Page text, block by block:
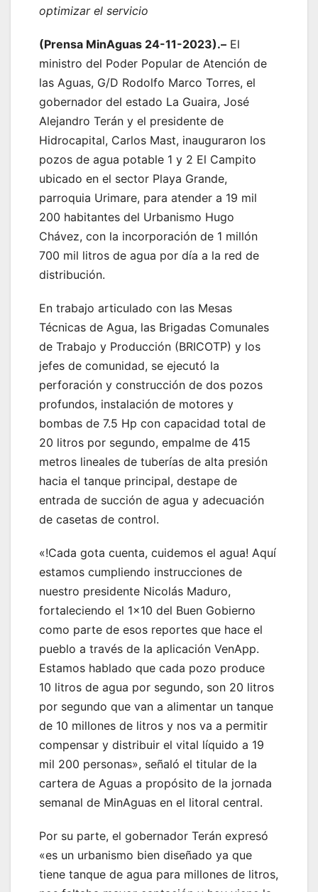
optimizar el servicio
(Prensa MinAguas 24-11-2023).– El
ministro del Poder Popular de Atención de
las Aguas, G/D Rodolfo Marco Torres, el
gobernador del estado La Guaira, José
Alejandro Terán y el presidente de
Hidrocapital, Carlos Mast, inauguraron los
pozos de agua potable 1 y 2 El Campito
ubicado en el sector Playa Grande,
parroquia Urimare, para atender a 19 mil
200 habitantes del Urbanismo Hugo
Chávez, con la incorporación de 1 millón
700 mil litros de agua por día a la red de
distribución.
En trabajo articulado con las Mesas
Técnicas de Agua, las Brigadas Comunales
de Trabajo y Producción (BRICOTP) y los
jefes de comunidad, se ejecutó la
perforación y construcción de dos pozos
profundos, instalación de motores y
bombas de 7.5 Hp con capacidad total de
20 litros por segundo, empalme de 415
metros lineales de tuberías de alta presión
hacia el tanque principal, destape de
entrada de succión de agua y adecuación
de casetas de control.
«!Cada gota cuenta, cuidemos el agua! Aquí
estamos cumpliendo instrucciones de
nuestro presidente Nicolás Maduro,
fortaleciendo el 1×10 del Buen Gobierno
como parte de esos reportes que hace el
pueblo a través de la aplicación VenApp.
Estamos hablado que cada pozo produce
10 litros de agua por segundo, son 20 litros
por segundo que van a alimentar un tanque
de 10 millones de litros y nos va a permitir
compensar y distribuir el vital líquido a 19
mil 200 personas», señaló el titular de la
cartera de Aguas a propósito de la jornada
semanal de MinAguas en el litoral central.
Por su parte, el gobernador Terán expresó
«es un urbanismo bien diseñado ya que
tiene tanque de agua para millones de litros,